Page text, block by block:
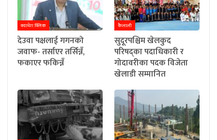
क्यामेरा क्लिक
देउवा पक्षलाई गगनको
जवाफ- तर्साएर तर्सिन्नँ,
फकाएर फकिन्नँ
कैलाली
सुदूरपश्चिम खेलकुद
परिषद्का पदाधिकारी र
गोदावरीका पदक विजेता
खेलाडी सम्मानित